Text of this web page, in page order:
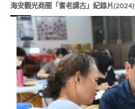
海安觀光商圈「耆老講古」紀錄片(2024)